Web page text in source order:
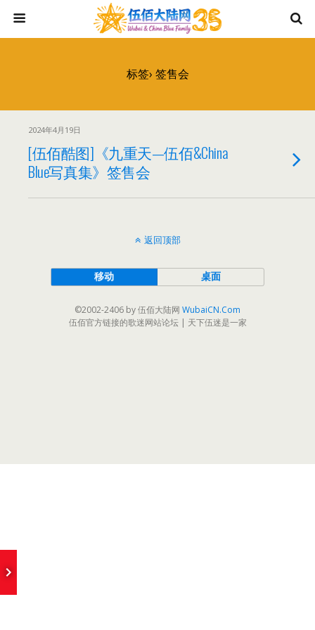
标签› 签售会
2024年4月19日
[伍佰酷图]《九重天—伍佰&China
Blue写真集》签售会
返回顶部
移动 桌面
©2002-2406 by 伍佰大陆网 WubaiCN.Com
伍佰官方链接的歌迷网站论坛 | 天下伍迷是一家